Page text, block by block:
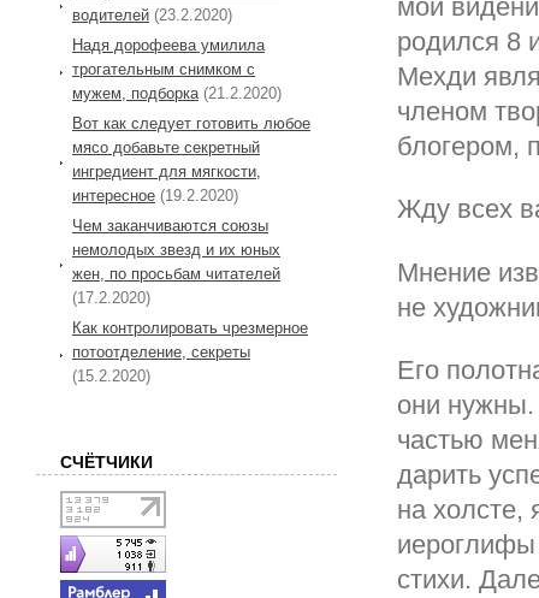
мои
родился 8
Мехди
членом
блогером,
Жду всех
Мнение
не
Его
они
частью
дарить
на
иероглифы
стихи.
водителей (23.2.2020)
Надя дорофеева умилила
трогательным снимком с
мужем, подборка(21.2.2020)
Вот как следует готовить любое
мясо добавьте секретный
ингредиент для мягкости,
интересное (19.2.2020)
Чем заканчиваются союзы
немолодых звезд и их юных
жен, по просьбам читателей
(17.2.2020)
Как контролировать чрезмерное
потоотделение, секреты
(15.2.2020)
СЧЁТЧИКИ